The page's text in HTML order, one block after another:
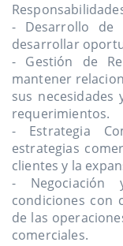
- Desarrollo de
desarrollar
- Gestión de
mantener
sus
requerimientos.
- Estrategia
estrategias
clientes y la
- Negociación
condiciones con
de las
comerciales.